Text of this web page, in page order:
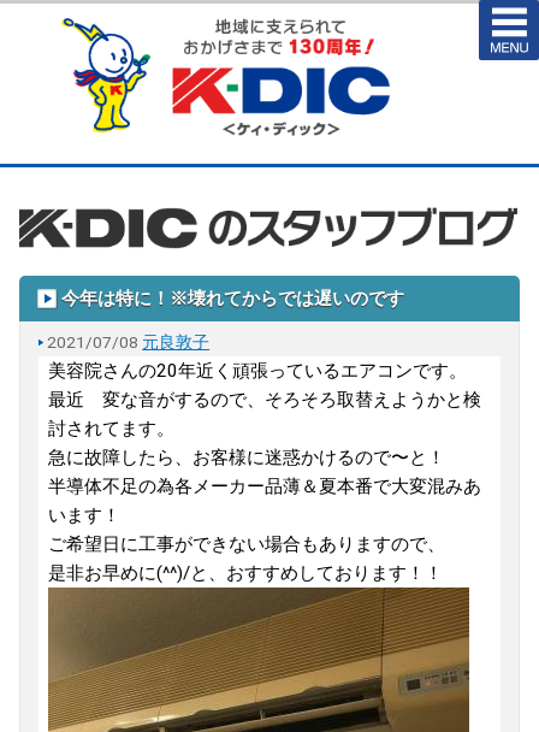
今年は特に！※壊れてからでは遅いのです
2021/07/08 元良敦子
美容院さんの20年近く頑張っているエアコンです。
最近 変な音がするので、そろそろ取替えようかと検
討されてます。
急に故障したら、お客様に迷惑かけるので〜と！
半導体不足の為各メーカー品薄＆夏本番で大変混みあ
います！
ご希望日に工事ができない場合もありますので、
是非お早めに(^^)/と、おすすめしております！！